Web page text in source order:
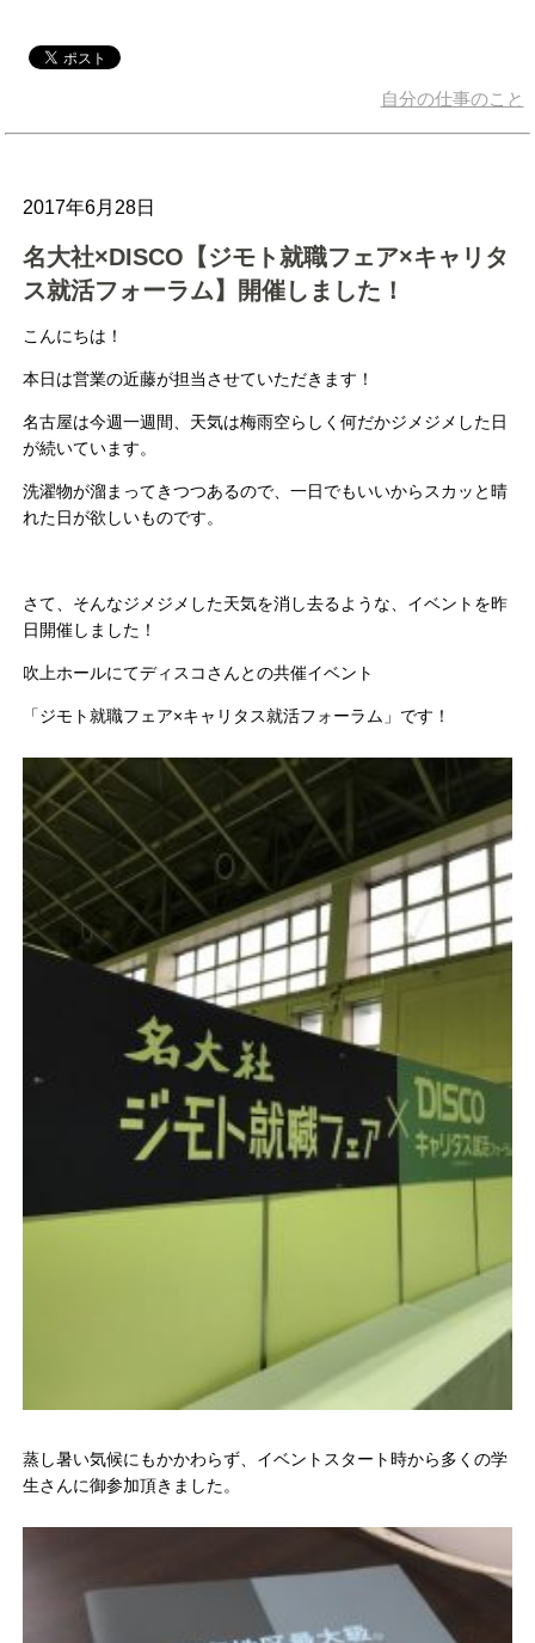
自分の仕事のこと
2017年6月28日
名大社×DISCO【ジモト就職フェア×キャリタ
ス就活フォーラム】開催しました！
こんにちは！
本日は営業の近藤が担当させていただきます！
名古屋は今週一週間、天気は梅雨空らしく何だかジメジメした日
が続いています。
洗濯物が溜まってきつつあるので、一日でもいいからスカッと晴
れた日が欲しいものです。
さて、そんなジメジメした天気を消し去るような、イベントを昨
日開催しました！
吹上ホールにてディスコさんとの共催イベント
「ジモト就職フェア×キャリタス就活フォーラム」です！
蒸し暑い気候にもかかわらず、イベントスタート時から多くの学
生さんに御参加頂きました。